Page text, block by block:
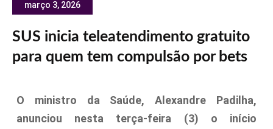
março 3, 2026
SUS inicia teleatendimento gratuito
para quem tem compulsão por bets
O ministro da Saúde, Alexandre Padilha,
anunciou nesta terça-feira (3) o início